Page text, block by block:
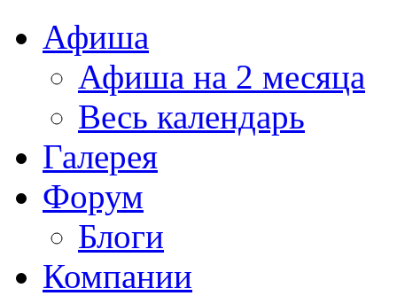
Афиша
Афиша на 2 месяца
Весь календарь
Галерея
Форум
Блоги
Компании